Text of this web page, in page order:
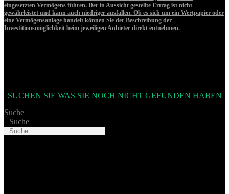
eingesetzten Vermögens führen. Der in Aussicht gestellte Ertrag ist nicht
gewährleistet und kann auch niedriger ausfallen. Ob es sich um ein Wertpapier oder
eine Vermögensanlage handelt können Sie der Beschreibung der
Investitionsmöglichkeit beim jeweiligen Anbieter direkt entnehmen.
SUCHEN SIE WAS SIE NOCH NICHT GEFUNDEN HABEN
Suche
Suche